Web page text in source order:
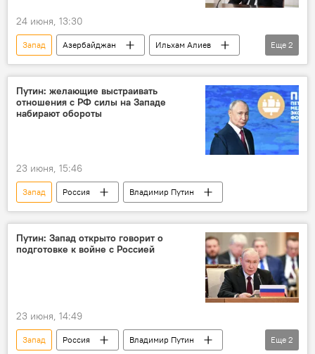
24 июня, 13:30
Запад Азербайджан
Ильхам Алиев
Ислам
Организация исламского сотрудничества
Еще 2
Путин: желающие выстраивать
отношения с РФ силы на Западе
набирают обороты
23 июня, 15:46
Запад Россия Владимир Путин
Путин: Запад открыто говорит о
подготовке к войне с Россией
23 июня, 14:49
Запад Россия
Владимир Путин
Еще 2